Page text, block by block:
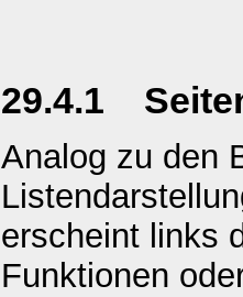
29.4.1
Analog zu den
erscheint links
Funktionen